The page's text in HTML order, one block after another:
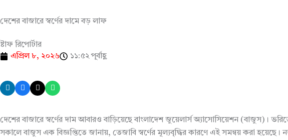
দেশের বাজারে স্বর্ণের দামে বড় লাফ
ষ্টাফ রিপোর্টার
এপ্রিল ৮, ২০২৬
১১:৫২ পূর্বাহ্ণ
দেশের বাজারে স্বর্ণের দাম আবারও বাড়িয়েছে বাংলাদেশ জুয়েলার্স অ্যাসোসিয়েশন (বাজুস)।
সকালে বাজুস এক বিজ্ঞপ্তিতে জানায়, তেজাবি স্বর্ণের মূল্যবৃদ্ধির কারণে এই সমন্বয় করা